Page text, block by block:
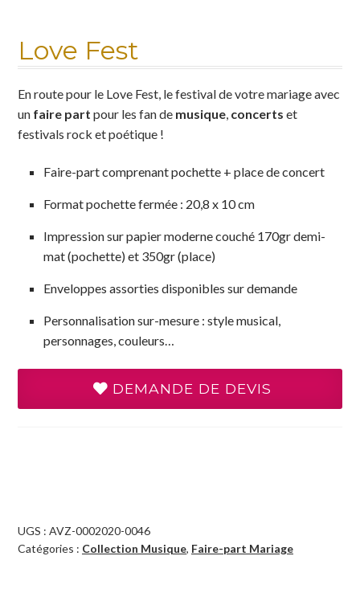
Love Fest
En route pour le Love Fest, le festival de votre mariage avec
un faire part pour les fan de musique concerts et
festivals rock et poétique !
Faire-part comprenant pochette + place de concert
Format pochette fermée : 20,8 x 10 cm
Impression sur papier moderne couché 170gr demi-
mat (pochette) et 350gr (place)
Enveloppes assorties disponibles sur demande
Personnalisation sur-mesure : style musical,
personnages, couleurs…
DEMANDE DE DEVIS
UGS : AVZ-0002020-0046
Catégories : Collection Musique, Faire-part Mariage